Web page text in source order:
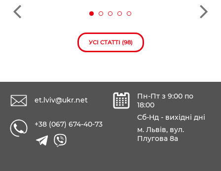
УСІ СТАТТІ (98)
et.lviv@ukr.net
+38 (067) 674-40-73
Пн-Пт з 9:00 по
18:00
Сб-Нд - вихідні дні
м. Львів, вул.
Плугова 8а